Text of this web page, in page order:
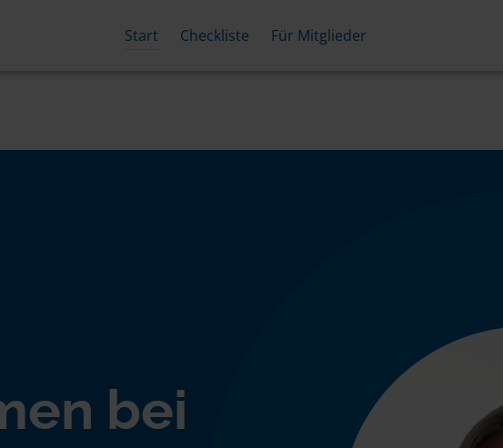
Start Checkliste Für Mitglieder
bei